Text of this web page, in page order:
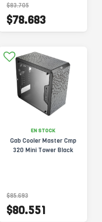
$83.705
$78.683
EN STOCK
Gab Cooler Master Cmp
320 Mini Tower Black
$85.693
$80.551